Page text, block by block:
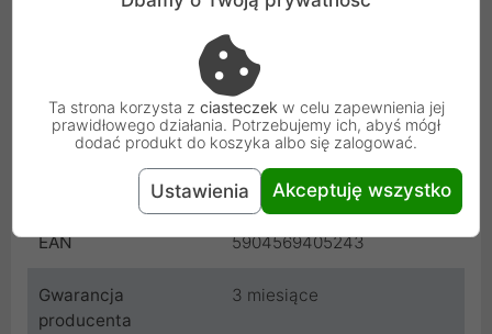
Kompatybilność
Dell Inspiron B130 KFRMB2
Dell
Kod KLAW_DELL_B130
0PC476
EAN 5904569405243
Gwarancja
producenta
3 miesiące
Ta strona korzysta z ciasteczek w celu zapewnienia jej
prawidłowego działania. Potrzebujemy ich, abyś mógł
dodać produkt do koszyka albo się zalogować.
Ustawienia Akceptuję wszystko